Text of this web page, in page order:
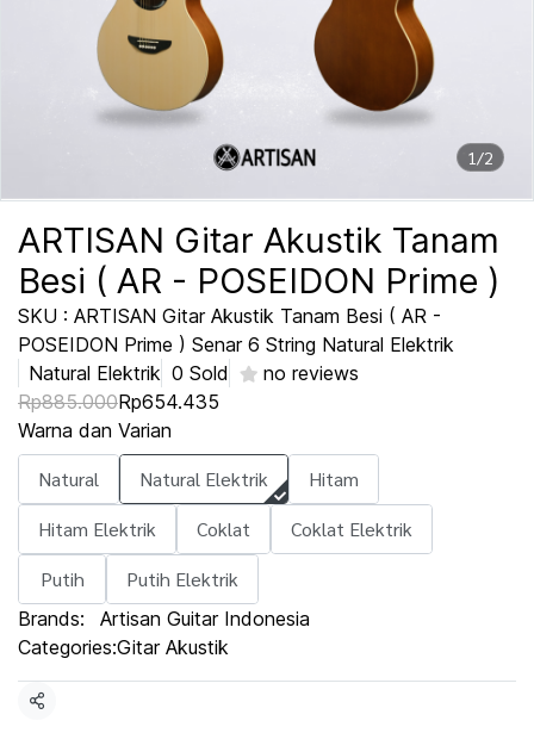
1/2
ARTISAN Gitar Akustik Tanam
Besi ( AR - POSEIDON Prime )
SKU : ARTISAN Gitar Akustik Tanam Besi ( AR -
POSEIDON Prime ) Senar 6 String Natural Elektrik
Natural Elektrik 0 Sold
no reviews
Rp885.000Rp654.435
Warna dan Varian
Natural Natural Elektrik
Hitam
Hitam Elektrik
Coklat
Coklat Elektrik
Putih
Putih Elektrik
Brands:
Artisan Guitar Indonesia
Categories:Gitar Akustik
Share